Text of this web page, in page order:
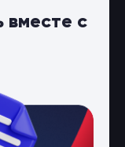
вместе с